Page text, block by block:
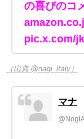
の喜びのコ
pic.x.com/
（出典 @nagi_italy）
マナ